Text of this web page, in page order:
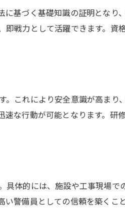
基づく基礎知識の証明となり
戦力として活躍できます。資
これにより安全意識が高まり
な行動が可能となります。研
体的には、施設や工事現場で
警備員としての信頼を築くこ